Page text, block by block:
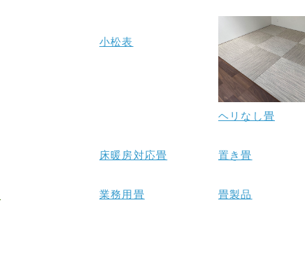
小松表
ヘリなし畳
床暖房対応畳 置き畳
業務用畳 畳製品